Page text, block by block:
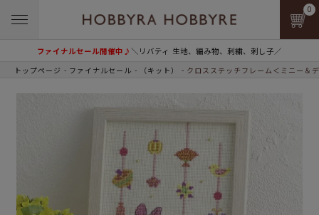
ファイナルセール開催中♪＼リバティ 生地、編み物、刺繍、刺し子／
0
トップページ ファイナルセール （キット） クロスステッチフレーム＜ミニー＆